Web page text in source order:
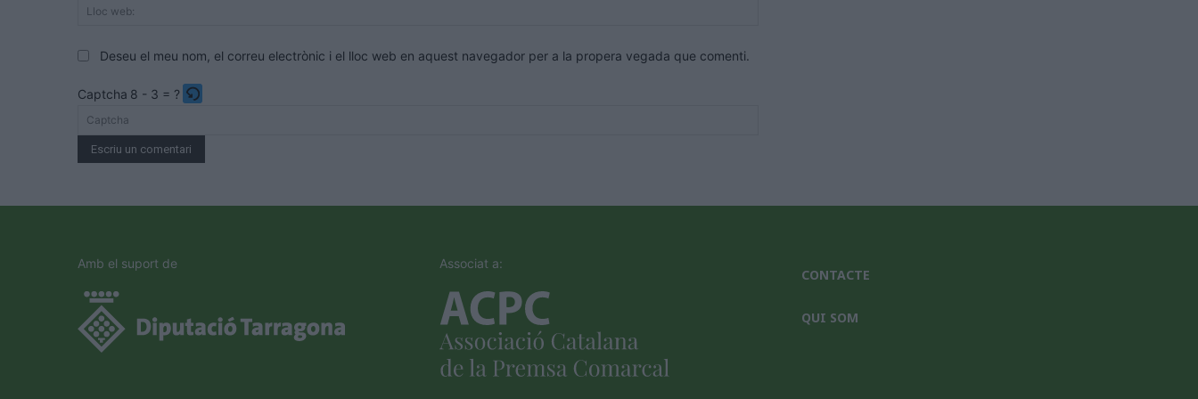
Deseu el meu nom, el correu electrònic i el lloc web en aquest navegador per a la propera vegada que comenti.
Captcha 8 - 3 = ?
Please
enter
the
to
verify
that
you
Amb el suport de Associat a:
CONTACTE
QUI SOM